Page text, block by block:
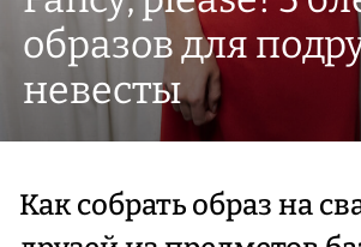
образов для
невесты
Как собрать образ на